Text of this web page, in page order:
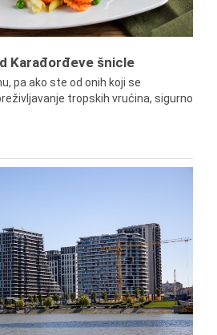
Karađorđeve šnicle
pa ako ste od onih koji se
tropskih vrućina, sigurno